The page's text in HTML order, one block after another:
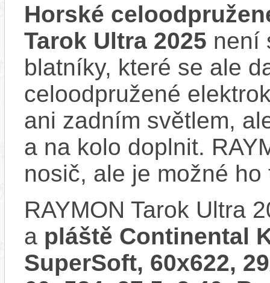
Horské
Tarok Ultra 2025 není
blatníky, které se ale
celoodpružené
ani zadním světlem,
a na kolo doplnit.
nosič, ale je možné
RAYMON Tarok Ultra
a pláště Continental
SuperSoft, 60x622,